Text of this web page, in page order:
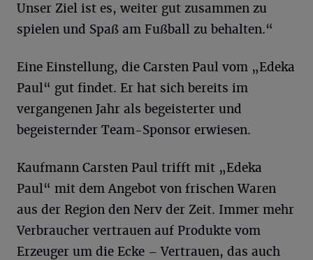
Unser Ziel ist es, weiter gut zusammen zu
spielen und Spaß am Fußball zu behalten.“
Eine Einstellung, die Carsten Paul vom „Edeka
Paul“ gut findet. Er hat sich bereits im
vergangenen Jahr als begeisterter und
begeisternder Team-Sponsor erwiesen.
Kaufmann Carsten Paul trifft mit „Edeka
Paul“ mit dem Angebot von frischen Waren
aus der Region den Nerv der Zeit. Immer mehr
Verbraucher vertrauen auf Produkte vom
Erzeuger um die Ecke – Vertrauen, das auch